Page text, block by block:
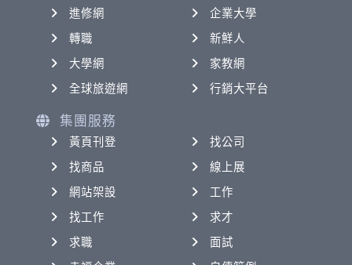
進修網
企業大學
轉職
新鮮人
大學網
家教網
全球旅遊網
行銷大平台
集團服務
黃頁刊登
找公司
找商品
線上展
網站架設
工作
找工作
求才
求職
面試